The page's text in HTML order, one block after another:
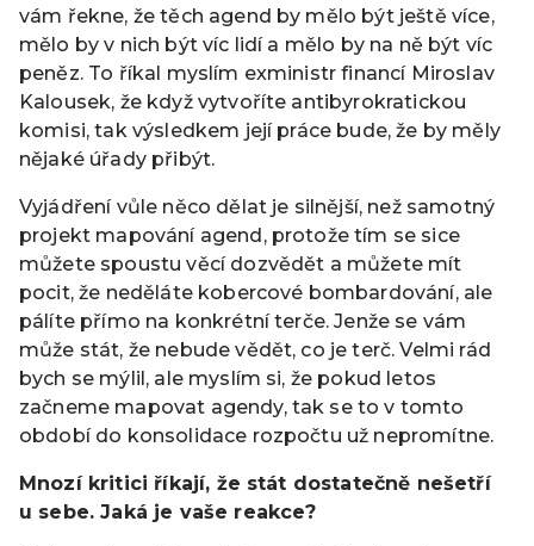
vám řekne, že těch agend by mělo být ještě více,
mělo by v nich být víc lidí a mělo by na ně být víc
peněz. To říkal myslím exministr financí Miroslav
Kalousek, že když vytvoříte antibyrokratickou
komisi, tak výsledkem její práce bude, že by měly
nějaké úřady přibýt.
Vyjádření vůle něco dělat je silnější, než samotný
projekt mapování agend, protože tím se sice
můžete spoustu věcí dozvědět a můžete mít
pocit, že neděláte kobercové bombardování, ale
pálíte přímo na konkrétní terče. Jenže se vám
může stát, že nebude vědět, co je terč. Velmi rád
bych se mýlil, ale myslím si, že pokud letos
začneme mapovat agendy, tak se to v tomto
období do konsolidace rozpočtu už nepromítne.
Mnozí kritici říkají, že stát dostatečně nešetří
u sebe. Jaká je vaše reakce?